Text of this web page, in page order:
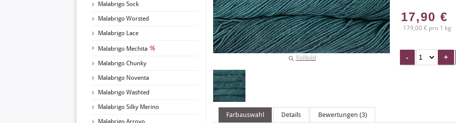
Malabrigo Sock
Malabrigo Worsted
Malabrigo Lace
Malabrigo Mechita
Malabrigo Chunky
Malabrigo Noventa
Malabrigo Washted
Malabrigo Silky Merino
Malabrigo Arroyo
Vollbild
17,90 €
179,00 € pro 1 kg
Farbauswahl Details Bewertungen (3)